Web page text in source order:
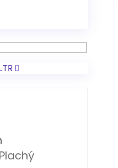
5 hvězdiček.